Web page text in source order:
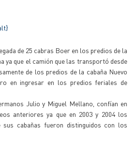
de 25 cabras Boer en los predios de la
ya que el camión que las transportó desde
de los predios de la cabaña Nuevo
en ingresar en los predios feriales de
Julio y Miguel Mellano, confían en
anteriores ya que en 2003 y 2004 los
sus cabañas fueron distinguidos con los